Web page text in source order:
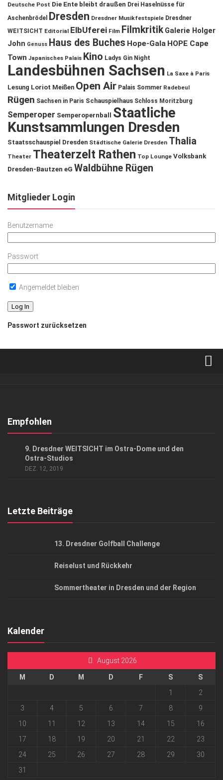
Deutsche Post Die Ente bleibt draußen Drei Haselnüsse für
Aschenbrödel
Dresden Dresdner Musikfestspiele Dresdner
WEITSICHT Editorial ElbUferei Film Filmkritik Galerie Holger
John Genuss Haus des Buches Hope-Gala HOPE Cape
Town Japanisches Palais Kino Ladys Gin Night
Landesbühnen Sachsen La Saxe à Paris
Lesung Loriot Meißen Open Air Palais Sommer Radebeul
Rügen Sachsen in Paris Schauspielhaus Schloss Moritzburg
Semperoper Semperopernball
Staatliche
Kunstsammlungen Dresden
Staatsschauspiel Dresden Städtische Galerie Dresden Thalia
Theater Theaterzelt Rathen Top Lounge Volksbank
Dresden-Bautzen eG Waldbühne Rügen
Mitglieder Login
Benutzername
Passwort
Angemeldet bleiben
Passwort zurücksetzen
Kontakt, Impressum
Empfohlen
9. Dresdner WEITSICHT im Ostra-Dome und den
Ostra-Studios
DEZ. 12, 2019
Letzte Beiträge
13. Dresdner Golfball Challenge
Reiselust und Rückkehr
Sommertheater in Dresden und der Region
Kalender
August 2026
M D M D F S
S
1
2
3
4 5 6 7 8
9
10
11 12 13 14 15
16
17
18 19 20 21 22
23
24
25 26 27 28 29
30
31